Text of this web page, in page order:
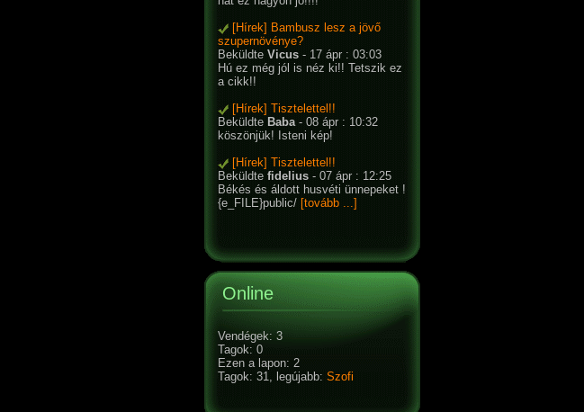
[Hírek] Bambusz lesz a jövő
szupernövénye?
Beküldte Vicus - 17 ápr : 03:03
Hú ez még jól is néz ki!! Tetszik ez
a cikk!!
[Hírek] Tisztelettel!!
Beküldte Baba- 08 ápr : 10:32
köszönjük! Isteni kép!
[Hírek] Tisztelettel!!
Beküldte fidelius - 07 ápr : 12:25
Békés és áldott husvéti ünnepeket !
{e_FILE}public/ [tovább ...]
Online
Vendégek: 3
Tagok: 0
Ezen a lapon: 2
Tagok: 31, legújabb: Szofi